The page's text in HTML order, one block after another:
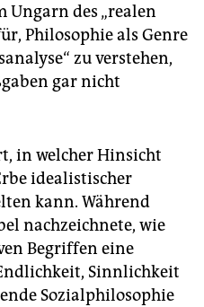
Ungarn des „realen
Philosophie als Genre
zu verstehen,
gar nicht
in welcher Hinsicht
idealistischer
kann. Während
nachzeichnete, wie
Begriffen eine
Sinnlichkeit
Sozialphilosophie